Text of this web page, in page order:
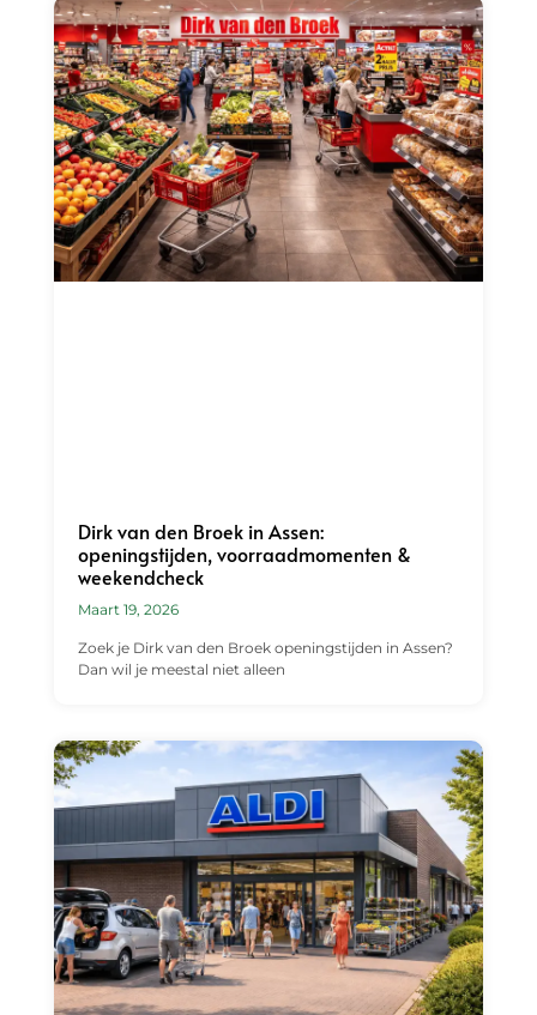
Dirk van den Broek in Assen:
openingstijden, voorraadmomenten &
weekendcheck
Maart 19, 2026
Zoek je Dirk van den Broek openingstijden in Assen?
Dan wil je meestal niet alleen